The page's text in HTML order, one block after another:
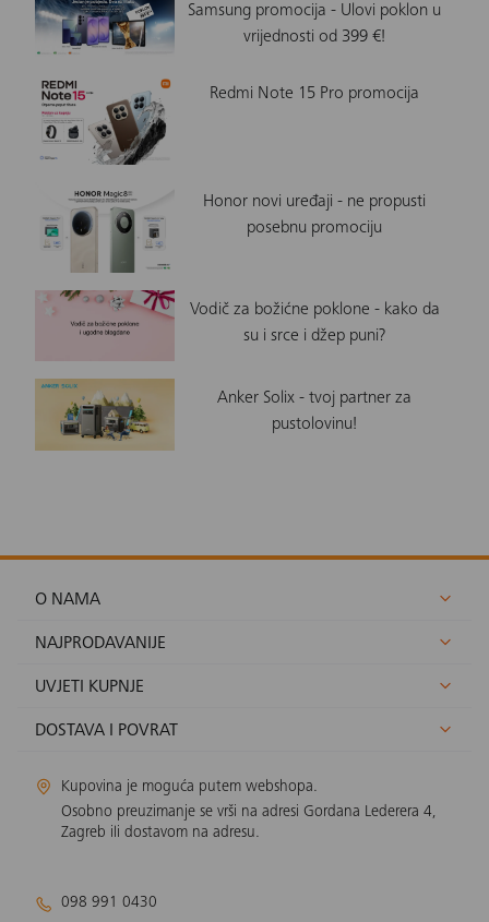
Samsung promocija - Ulovi poklon u
vrijednosti od 399 €!
Redmi Note 15 Pro promocija
Honor novi uređaji - ne propusti
posebnu promociju
Vodič za božićne poklone - kako da
su i srce i džep puni?
Anker Solix - tvoj partner za
pustolovinu!
O NAMA
NAJPRODAVANIJE
UVJETI KUPNJE
DOSTAVA I POVRAT
Kupovina je moguća putem webshopa.
Osobno preuzimanje se vrši na adresi Gordana Lederera 4,
Zagreb ili dostavom na adresu.
098 991 0430